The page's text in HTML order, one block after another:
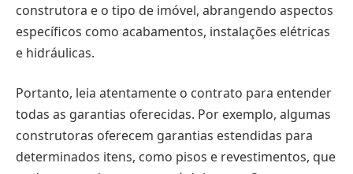
construtora e o tipo de imóvel, abrangendo aspectos
específicos como acabamentos, instalações elétricas
e hidráulicas.
Portanto, leia atentamente o contrato para entender
todas as garantias oferecidas. Por exemplo, algumas
construtoras oferecem garantias estendidas para
determinados itens, como pisos e revestimentos, que